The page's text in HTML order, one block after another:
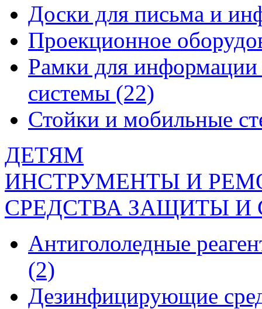
Доски для письма и
Проекционное
Рамки для
системы (22)
Стойки и мобильные
ДЕТЯМ
ИНСТРУМЕНТЫ И
СРЕДСТВА ЗАЩИТЫ
Антигололедные
(2)
Дезинфицирующие